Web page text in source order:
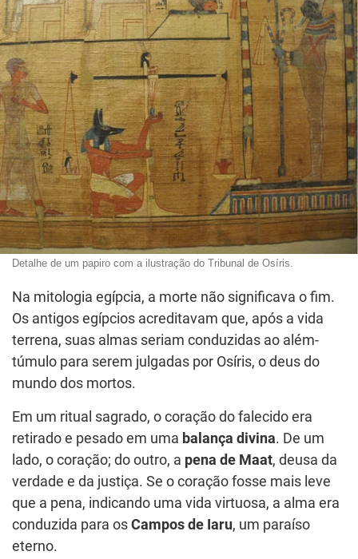
Detalhe de um papiro com a ilustração do Tribunal de Osíris.
Na mitologia egípcia, a morte não significava o fim.
Os antigos egípcios acreditavam que, após a vida
terrena, suas almas seriam conduzidas ao além-
túmulo para serem julgadas por Osíris, o deus do
mundo dos mortos.
Em um ritual sagrado, o coração do falecido era
retirado e pesado em uma balança divina. De um
lado, o coração; do outro, a pena de Maat, deusa da
verdade e da justiça. Se o coração fosse mais leve
que a pena, indicando uma vida virtuosa, a alma era
conduzida para os Campos de Iaru, um paraíso
eterno.